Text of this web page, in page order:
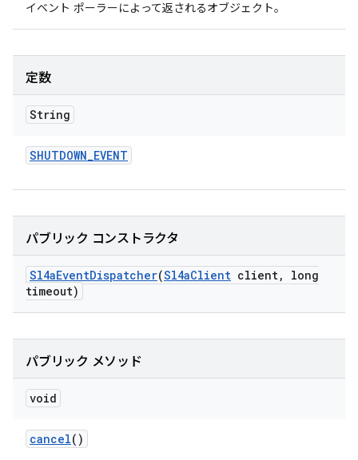
イベント ポーラーによって返されるオブジェクト。
定数
String
SHUTDOWN_EVENT
パブリック コンストラクタ
Sl4aEventDispatcher(Sl4aClient client,
long
timeout)
パブリック メソッド
void
cancel()